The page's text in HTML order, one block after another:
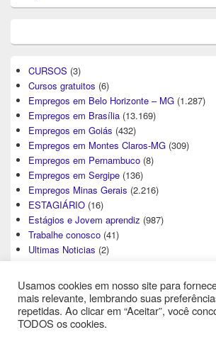
CURSOS (3)
Cursos gratuitos (6)
Empregos em Belo Horizonte – MG (1.287)
Empregos em Brasília (13.169)
Empregos em Goiás (432)
Empregos em Montes Claros-MG (309)
Empregos em Pernambuco (8)
Empregos em Sergipe (136)
Empregos Minas Gerais (2.216)
ESTAGIÁRIO (16)
Estágios e Jovem aprendiz (987)
Trabalhe conosco (41)
Ultimas Noticias (2)
Usamos cookies em nosso site para
mais relevante, lembrando suas
repetidas. Ao clicar em “Aceitar”, você
TODOS os cookies.